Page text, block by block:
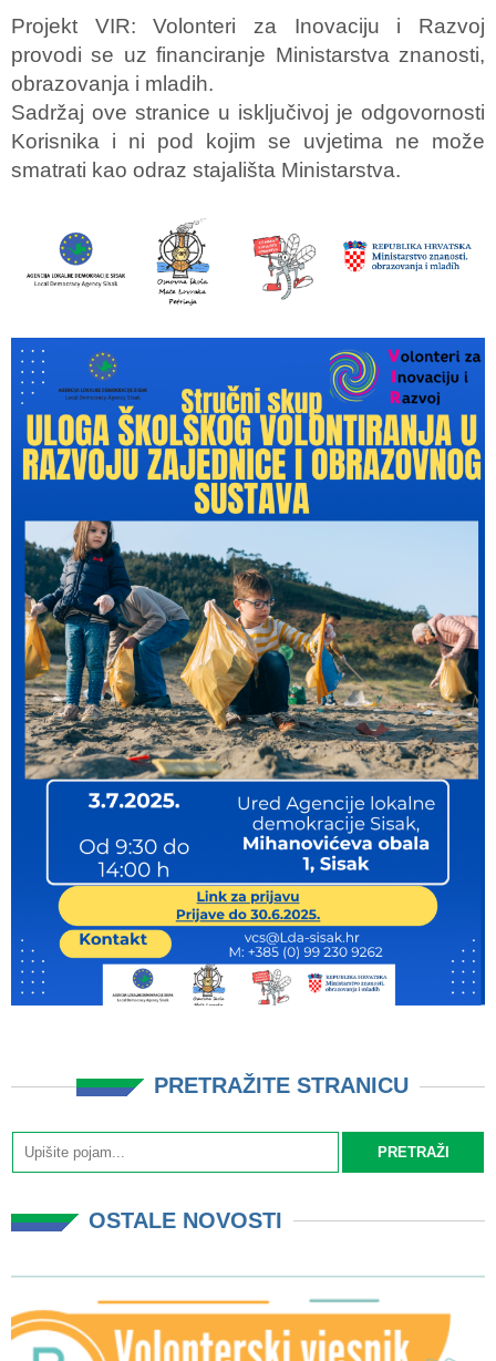
Projekt VIR: Volonteri za Inovaciju i Razvoj
provodi se uz financiranje Ministarstva znanosti,
obrazovanja i mladih.
Sadržaj ove stranice u isključivoj je odgovornosti
Korisnika i ni pod kojim se uvjetima ne može
smatrati kao odraz stajališta Ministarstva.
PRETRAŽITE STRANICU
OSTALE NOVOSTI